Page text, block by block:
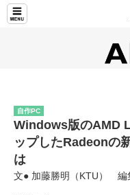
自作PC
Windows版のAMD
ップしたRadeonの
は
文● 加藤勝明（KTU） 編